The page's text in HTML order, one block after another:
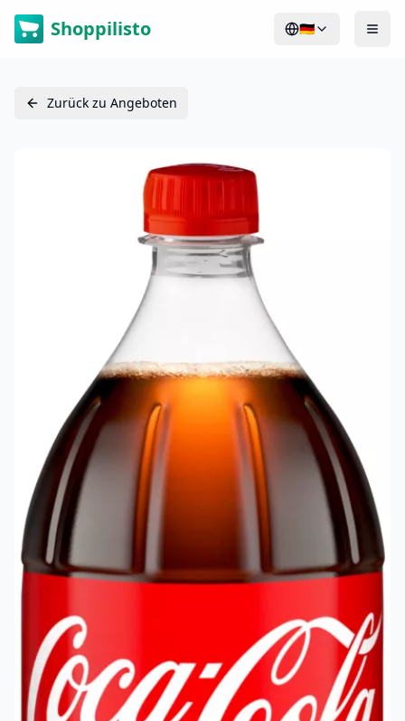
Shoppilisto 🇩🇪
Zurück zu Angeboten